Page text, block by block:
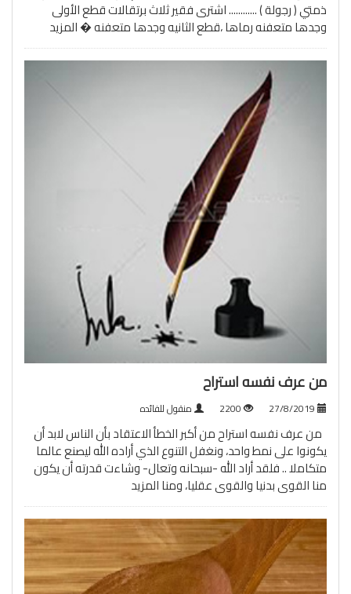
ذمتي ( رجولة ) ............ اشترى فقير ثلاث برتقالات قطع الأولى
وجدها متعفنه رماها ،قطع الثانيه وجدها متعفنه �المزيد
من عرف نفسه استراح
2200 منقول للفائده
من عرف نفسه استراح من أكبر الخطأ الاعتقاد بأن الناس لابد أن
يكونوا على نمط واحد، ونغفل التنوع الذي أراده الله ليصنع عالما
متكاملا .. فلقد أراد الله -سبحانه وتعال- وشاءت قدرته أن يكون
منا القوى بدنيا والقوى عقليا، ومناالمزيد